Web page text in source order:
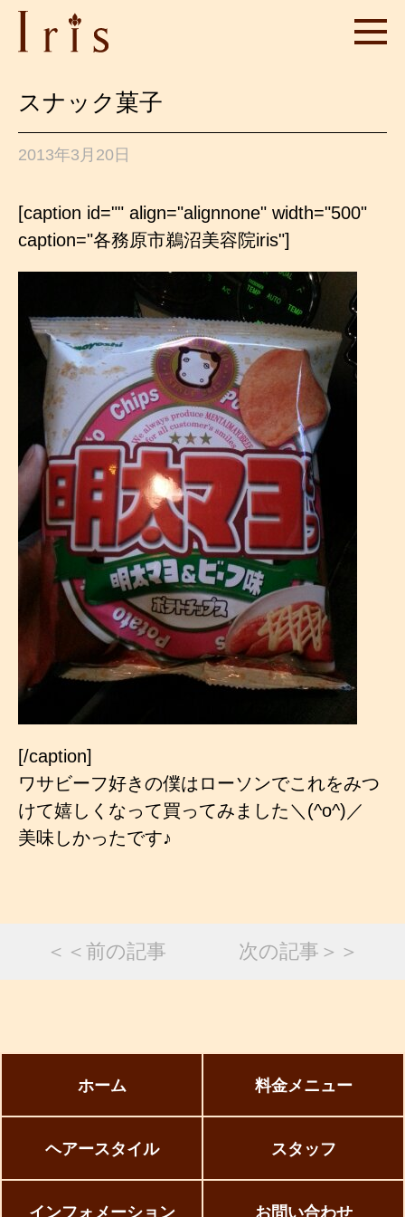
スナック菓子
2013年3月20日
[caption id="" align="alignnone" width="500"
caption="各務原市鵜沼美容院iris"]
[/caption]
ワサビーフ好きの僕はローソンでこれをみつ
けて嬉しくなって買ってみました＼(^o^)／
美味しかったです♪
＜＜前の記事 次の記事＞＞
ホーム 料金メニュー
ヘアースタイル スタッフ
インフォメーション お問い合わせ